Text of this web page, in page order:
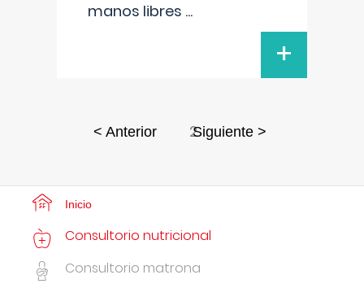
manos libres ...
+
< Anterior 2Siguiente >
Inicio
Consultorio nutricional
Consultorio matrona